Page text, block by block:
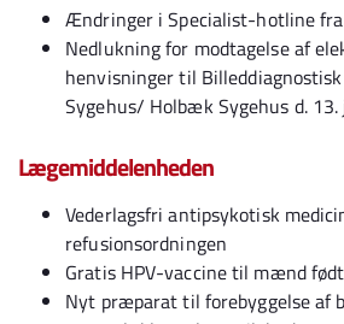
Ændringer i Specialist-hotline
Nedlukning for modtagelse af
henvisninger til
Sygehus/ Holbæk Sygehus d.
Lægemiddelenheden
Vederlagsfri antipsykotisk
refusionsordningen
Gratis HPV-vaccine til mænd
Nyt præparat til forebyggelse af